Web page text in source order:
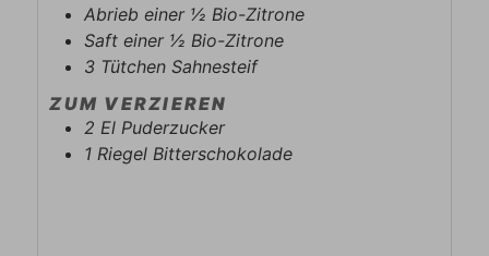
Abrieb einer ½ Bio-Zitrone
Saft einer ½ Bio-Zitrone
3 Tütchen Sahnesteif
ZUM VERZIEREN
2 El Puderzucker
1 Riegel Bitterschokolade